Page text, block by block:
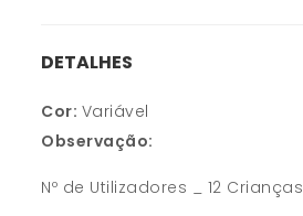
DETALHES
Cor: Variável
Observação:
Nº de Utilizadores _ 12 Crianças